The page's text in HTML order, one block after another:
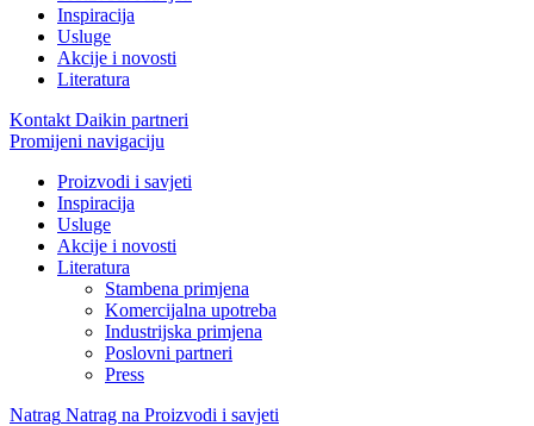
Inspiracija
Usluge
Akcije i novosti
Literatura
Kontakt Daikin partneri
Promijeni navigaciju
Proizvodi i savjeti
Inspiracija
Usluge
Akcije i novosti
Literatura
Stambena primjena
Komercijalna upotreba
Industrijska primjena
Poslovni partneri
Press
Natrag Natrag na Proizvodi i savjeti